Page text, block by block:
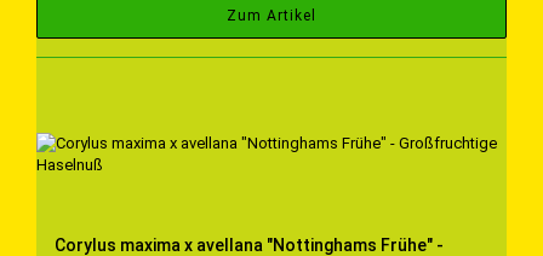
Zum Artikel
Corylus maxima x avellana "Nottinghams Frühe" -